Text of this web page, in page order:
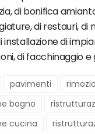
di bonifica
di restauri, di
installazione di
di facchinaggio e
pavimenti
bagno
cucina